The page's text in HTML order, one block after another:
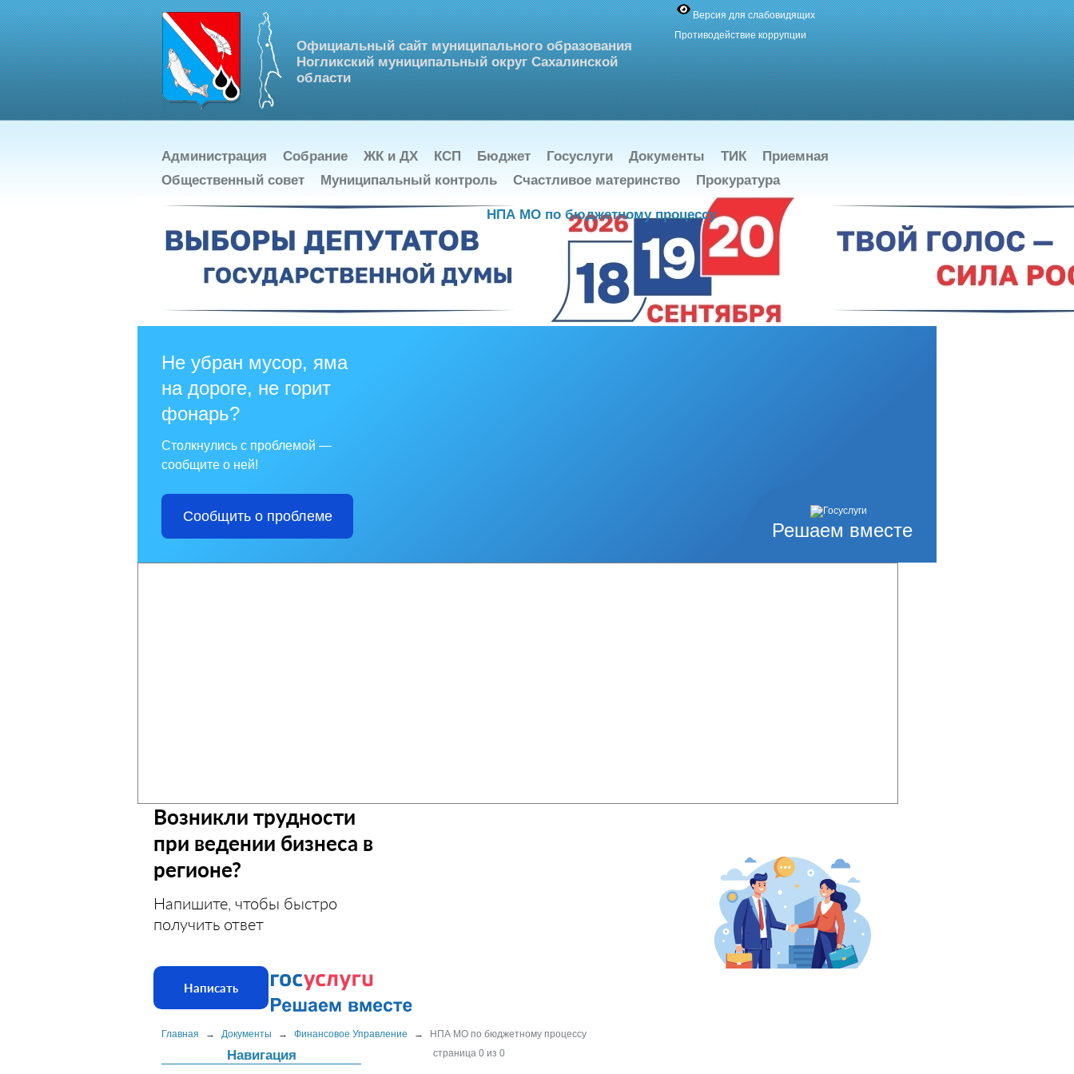
Официальный сайт муниципального образования
Ногликский муниципальный округ Сахалинской
области
Версия для слабовидящих
Противодействие коррупции
Администрация Собрание ЖК и ДХ КСП Бюджет Госуслуги Документы ТИК
Приемная
Общественный совет
Муниципальный контроль Счастливое материнство Прокуратура
Решаем вместе
Не убран мусор, яма
на дороге, не горит
фонарь?
Столкнулись с проблемой —
сообщите о ней!
Сообщить о проблеме
Возникли трудности
при ведении бизнеса в
регионе?
Напишите, чтобы быстро
получить ответ
Написать
Главная → Документы → Финансовое Управление → НПА МО по бюджетному процессу
Навигация
НПА МО по бюджетному процессу
страница 0 из 0